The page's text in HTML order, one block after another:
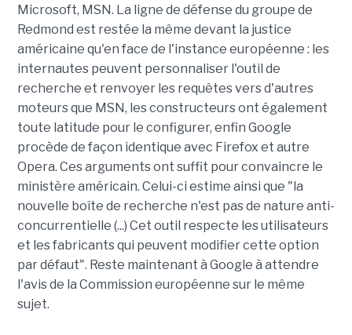
Microsoft, MSN. La ligne de défense du groupe de
Redmond est restée la même devant la justice
américaine qu'en face de l'instance européenne : les
internautes peuvent personnaliser l'outil de
recherche et renvoyer les requêtes vers d'autres
moteurs que MSN, les constructeurs ont également
toute latitude pour le configurer, enfin Google
procède de façon identique avec Firefox et autre
Opera. Ces arguments ont suffit pour convaincre le
ministère américain. Celui-ci estime ainsi que "la
nouvelle boîte de recherche n'est pas de nature anti-
concurrentielle (...) Cet outil respecte les utilisateurs
et les fabricants qui peuvent modifier cette option
par défaut". Reste maintenant à Google à attendre
l'avis de la Commission européenne sur le même
sujet.